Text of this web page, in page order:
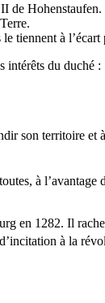
de Hohenstaufen.
tiennent à
intérêts du duché :
son territoire
à
en 1282. Il
à la